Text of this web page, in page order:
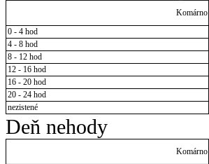
Komárno
0 - 4 hod
4 - 8 hod
8 - 12 hod
12 - 16 hod
16 - 20 hod
20 - 24 hod
nezistené
Deň nehody
Komárno